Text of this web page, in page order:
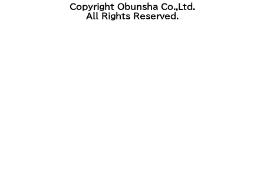
Copyright Obunsha Co.,Ltd.
All Rights Reserved.